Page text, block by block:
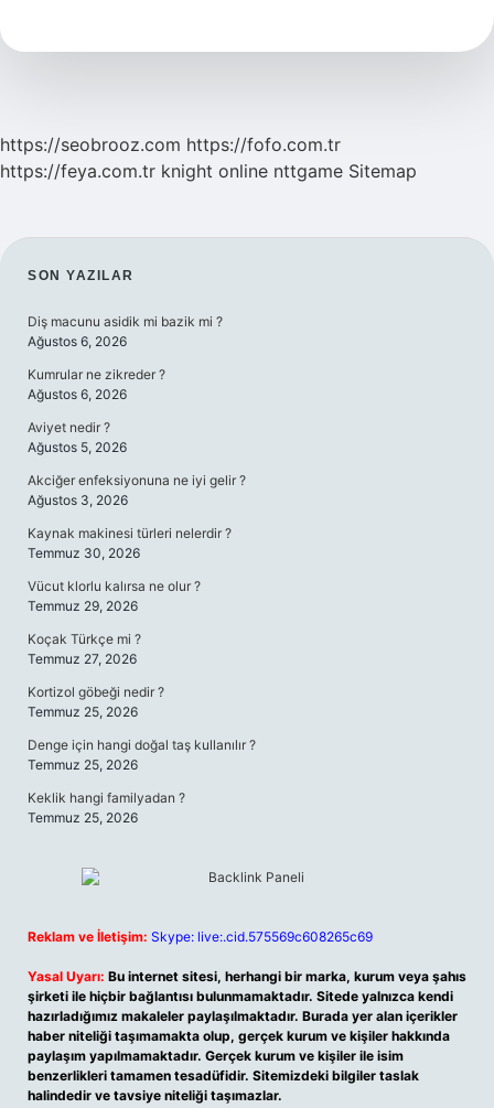
Bilginin
https://seobrooz.com https://fofo.com.tr
https://feya.com.tr knight online nttgame Sitemap
SIDEBAR
SON YAZILAR
Diş macunu asidik mi bazik mi ?
Ağustos 6, 2026
Kumrular ne zikreder ?
Ağustos 6, 2026
Aviyet nedir ?
Ağustos 5, 2026
Akciğer enfeksiyonuna ne iyi gelir ?
Ağustos 3, 2026
Kaynak makinesi türleri nelerdir ?
Temmuz 30, 2026
Vücut klorlu kalırsa ne olur ?
Temmuz 29, 2026
Koçak Türkçe mi ?
Temmuz 27, 2026
Kortizol göbeği nedir ?
Temmuz 25, 2026
Denge için hangi doğal taş kullanılır ?
Temmuz 25, 2026
Keklik hangi familyadan ?
Temmuz 25, 2026
Reklam ve İletişim: Skype: live:.cid.575569c608265c69
Yasal Uyarı: Bu internet sitesi, herhangi bir marka, kurum veya şahıs
şirketi ile hiçbir bağlantısı bulunmamaktadır. Sitede yalnızca kendi
hazırladığımız makaleler paylaşılmaktadır. Burada yer alan içerikler
haber niteliği taşımamakta olup, gerçek kurum ve kişiler hakkında
paylaşım yapılmamaktadır. Gerçek kurum ve kişiler ile isim
benzerlikleri tamamen tesadüfidir. Sitemizdeki bilgiler taslak
halindedir ve tavsiye niteliği taşımazlar.